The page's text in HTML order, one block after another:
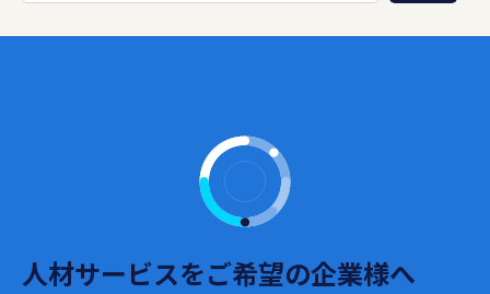
人材サービスをご希望の企業様へ